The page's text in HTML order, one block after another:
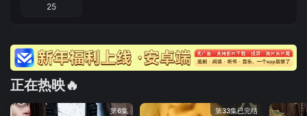
25
正在热映🔥
第6集 第33集已完结